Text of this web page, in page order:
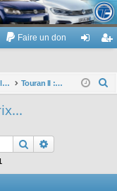
Touran
Faire un don
ne nr
Touran : les modèles, les prix, les achats, les options, ... Touran II : modèles, options, prix...
c
Rechercher